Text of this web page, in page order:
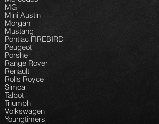
MG
Mini Austin
Morgan
Mustang
Pontiac FIREBIRD
Peugeot
Porshe
Range Rover
Renault
Rolls Royce
Simca
Talbot
Triumph
Volkswagen
Youngtimers